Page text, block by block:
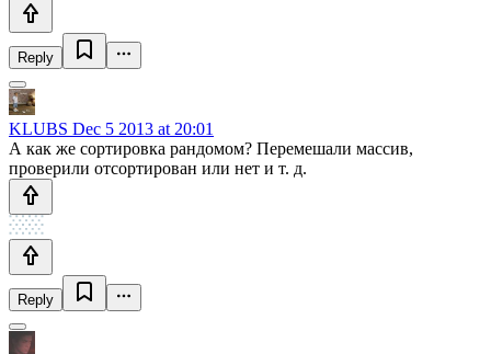
Reply
KLUBS Dec 5 2013 at 20:01
А как же сортировка рандомом? Перемешали массив,
проверили отсортирован или нет и т. д.
Reply